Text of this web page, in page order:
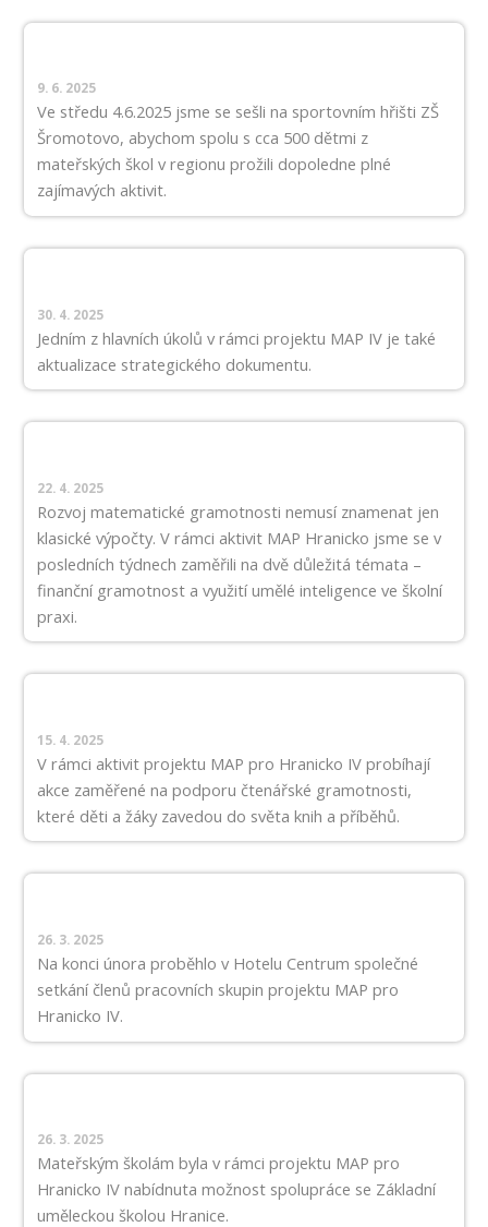
9. 6. 2025
Ve středu 4.6.2025 jsme se sešli na sportovním hřišti ZŠ
Šromotovo, abychom spolu s cca 500 dětmi z
mateřských škol v regionu prožili dopoledne plné
zajímavých aktivit.
30. 4. 2025
Jedním z hlavních úkolů v rámci projektu MAP IV je také
aktualizace strategického dokumentu.
22. 4. 2025
Rozvoj matematické gramotnosti nemusí znamenat jen
klasické výpočty. V rámci aktivit MAP Hranicko jsme se v
posledních týdnech zaměřili na dvě důležitá témata –
finanční gramotnost a využití umělé inteligence ve školní
praxi.
15. 4. 2025
V rámci aktivit projektu MAP pro Hranicko IV probíhají
akce zaměřené na podporu čtenářské gramotnosti,
které děti a žáky zavedou do světa knih a příběhů.
26. 3. 2025
Na konci února proběhlo v Hotelu Centrum společné
setkání členů pracovních skupin projektu MAP pro
Hranicko IV.
26. 3. 2025
Mateřským školám byla v rámci projektu MAP pro
Hranicko IV nabídnuta možnost spolupráce se Základní
uměleckou školou Hranice.